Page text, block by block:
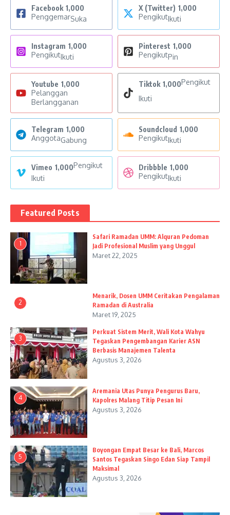
Facebook 1,000
PenggemarSuka
X (Twitter) 1,000
PengikutIkuti
Instagram 1,000
PengikutIkuti
Pinterest 1,000
PengikutPin
Youtube 1,000
Pelanggan
Berlangganan
Tiktok 1,000Pengikut
Ikuti
Telegram 1,000
AnggotaGabung
Soundcloud 1,000
PengikutIkuti
Vimeo 1,000Pengikut
Ikuti
Dribbble 1,000
PengikutIkuti
Featured Posts
1
Safari Ramadan UMM: Alquran Pedoman
Jadi Profesional Muslim yang Unggul
Maret 22, 2025
2
Menarik, Dosen UMM Ceritakan Pengalaman
Ramadan di Australia
Maret 19, 2025
3
Perkuat Sistem Merit, Wali Kota Wahyu
Tegaskan Pengembangan Karier ASN
Berbasis Manajemen Talenta
Agustus 3, 2026
4
Aremania Utas Punya Pengurus Baru,
Kapolres Malang Titip Pesan Ini
Agustus 3, 2026
5
Boyongan Empat Besar ke Bali, Marcos
Santos Tegaskan Singo Edan Siap Tampil
Maksimal
Agustus 3, 2026